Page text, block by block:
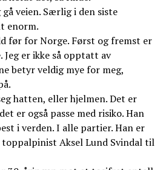
veien. Særlig i den siste
enorm.
før for Norge. Først og fremst er
er ikke så opptatt av
betyr veldig mye for meg,
hatten, eller hjelmen. Det er
er også passe med risiko. Han
i verden. I alle partier. Han er
toppalpinist Aksel Lund Svindal til